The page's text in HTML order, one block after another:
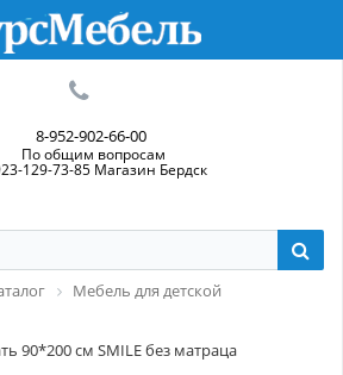
8-952-902-66-00
По общим вопросам
129-73-85 Магазин Бердск
Мебель для детской
90*200 см SMILE без матраца